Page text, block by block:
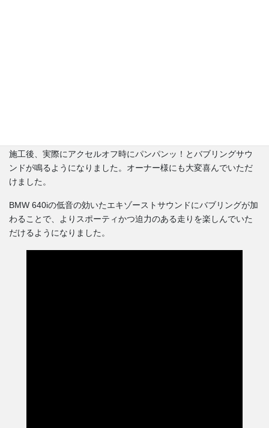
施工後、実際にアクセルオフ時にパンパンッ！とバブリングサウ
ンドが鳴るようになりました。オーナー様にも大変喜んでいただ
けました。
BMW 640iの低音の効いたエキゾーストサウンドにバブリングが加
わることで、よりスポーティかつ迫力のある走りを楽しんでいた
だけるようになりました。